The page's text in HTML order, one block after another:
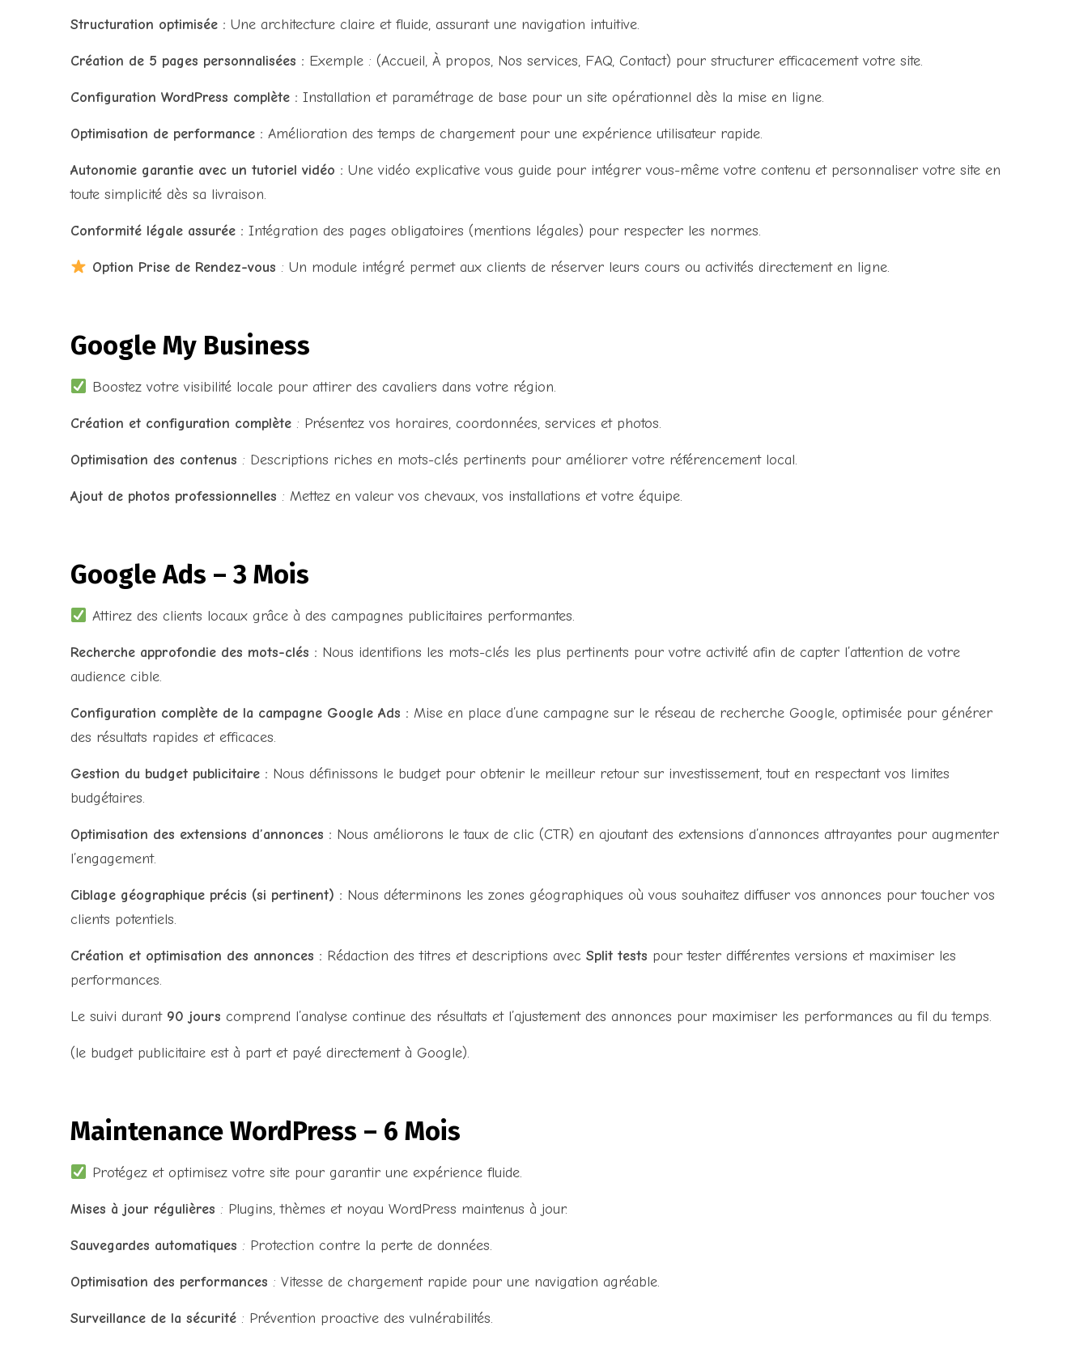
Structuration optimisée : Une architecture claire et fluide, assurant une navigation intuitive.
Création de 5 pages personnalisées : Exemple : (Accueil, À propos, Nos services, FAQ, Contact) pour structurer efficacement votre site.
Configuration WordPress complète : Installation et paramétrage de base pour un site opérationnel dès la mise en ligne.
Optimisation de performance : Amélioration des temps de chargement pour une expérience utilisateur rapide.
Autonomie garantie avec un tutoriel vidéo : Une vidéo explicative vous guide pour intégrer vous-même votre contenu et personnaliser votre site en
toute simplicité dès sa livraison.
Conformité légale assurée : Intégration des pages obligatoires (mentions légales) pour respecter les normes.
Option Prise de Rendez-vous : Un module intégré permet aux clients de réserver leurs cours ou activités directement en ligne.
Google My Business
Boostez votre visibilité locale pour attirer des cavaliers dans votre région.
Création et configuration complète : Présentez vos horaires, coordonnées, services et photos.
Optimisation des contenus : Descriptions riches en mots-clés pertinents pour améliorer votre référencement local.
Ajout de photos professionnelles : Mettez en valeur vos chevaux, vos installations et votre équipe.
Google Ads – 3 Mois
Attirez des clients locaux grâce à des campagnes publicitaires performantes.
Recherche approfondie des mots-clés : Nous identifions les mots-clés les plus pertinents pour votre activité afin de capter l’attention de votre
audience cible.
Configuration complète de la campagne Google Ads : Mise en place d’une campagne sur le réseau de recherche Google, optimisée pour générer
des résultats rapides et efficaces.
Gestion du budget publicitaire : Nous définissons le budget pour obtenir le meilleur retour sur investissement, tout en respectant vos limites
budgétaires.
Optimisation des extensions d’annonces : Nous améliorons le taux de clic (CTR) en ajoutant des extensions d’annonces attrayantes pour augmenter
l’engagement.
Ciblage géographique précis (si pertinent) : Nous déterminons les zones géographiques où vous souhaitez diffuser vos annonces pour toucher vos
clients potentiels.
Création et optimisation des annonces : Rédaction des titres et descriptions avec Split tests pour tester différentes versions et maximiser les
performances.
Le suivi durant 90 jours comprend l’analyse continue des résultats et l’ajustement des annonces pour maximiser les performances au fil du temps.
(le budget publicitaire est à part et payé directement à Google).
Maintenance WordPress – 6 Mois
Protégez et optimisez votre site pour garantir une expérience fluide.
Mises à jour régulières : Plugins, thèmes et noyau WordPress maintenus à jour.
Sauvegardes automatiques : Protection contre la perte de données.
Optimisation des performances : Vitesse de chargement rapide pour une navigation agréable.
Surveillance de la sécurité : Prévention proactive des vulnérabilités.